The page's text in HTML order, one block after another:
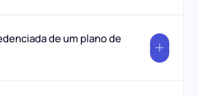
de um plano de